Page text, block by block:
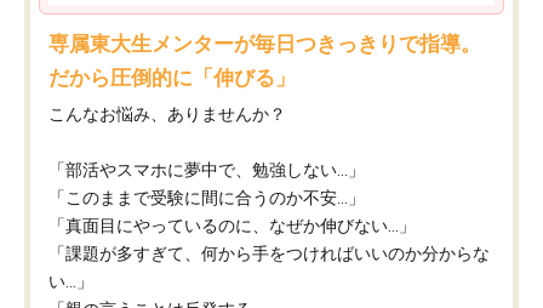
専属東大生メンターが毎日つきっきりで指導。
だから圧倒的に「伸びる」
こんなお悩み、ありませんか？
「部活やスマホに夢中で、勉強しない…」
「このままで受験に間に合うのか不安…」
「真面目にやっているのに、なぜか伸びない…」
「課題が多すぎて、何から手をつければいいのか分からな
い…」